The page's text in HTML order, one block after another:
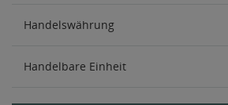
Handelswährung
Handelbare Einheit